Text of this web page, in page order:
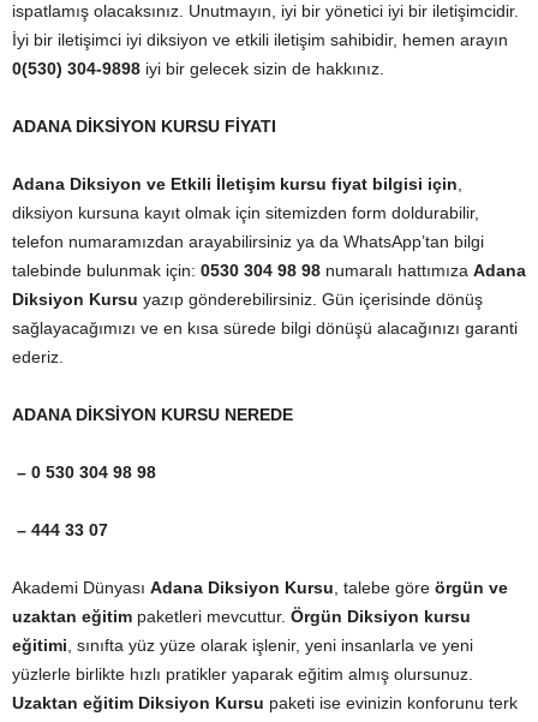
ispatlamış olacaksınız. Unutmayın, iyi bir yönetici iyi bir iletişimcidir.
İyi bir iletişimci iyi diksiyon ve etkili iletişim sahibidir, hemen arayın
0(530) 304-9898 iyi bir gelecek sizin de hakkınız.
ADANA DİKSİYON KURSU FİYATI
Adana Diksiyon ve Etkili İletişim kursu fiyat bilgisi için
diksiyon kursuna kayıt olmak için sitemizden form doldurabilir,
telefon numaramızdan arayabilirsiniz ya da WhatsApp’tan bilgi
talebinde bulunmak için: 0530 304 98 98 numaralı hattımıza Adana
Diksiyon Kursu yazıp gönderebilirsiniz. Gün içerisinde dönüş
sağlayacağımızı ve en kısa sürede bilgi dönüşü alacağınızı garanti
ederiz.
ADANA DİKSİYON KURSU NEREDE
– 0 530 304 98 98
– 444 33 07
Akademi Dünyası Adana Diksiyon Kursu , talebe göre örgün ve
uzaktan eğitim paketleri mevcuttur. Örgün Diksiyon kursu
eğitimi , sınıfta yüz yüze olarak işlenir, yeni insanlarla ve yeni
yüzlerle birlikte hızlı pratikler yaparak eğitim almış olursunuz.
Uzaktan eğitim Diksiyon Kursu paketi ise evinizin konforunu terk